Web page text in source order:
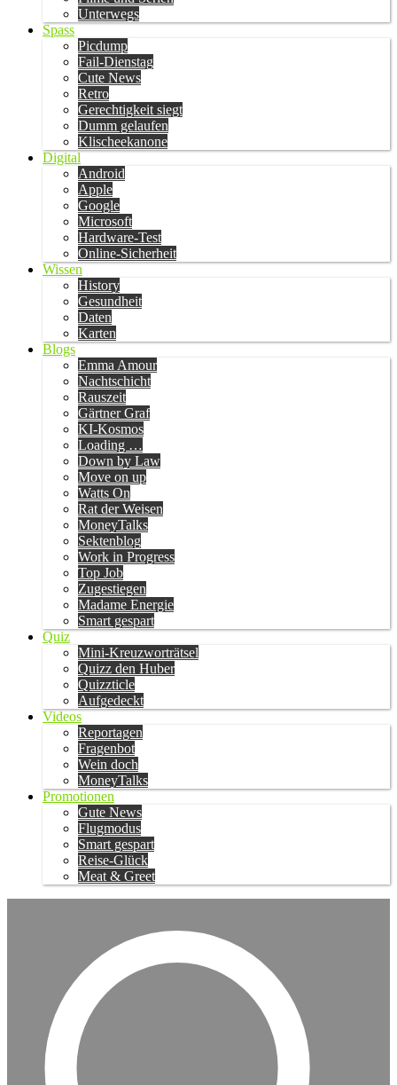
Unterwegs
Spass
Picdump
Fail-Dienstag
Cute News
Retro
Gerechtigkeit siegt
Dumm gelaufen
Klischeekanone
Digital
Android
Apple
Google
Microsoft
Hardware-Test
Online-Sicherheit
Wissen
History
Gesundheit
Daten
Karten
Blogs
Emma Amour
Nachtschicht
Rauszeit
Gärtner Graf
KI-Kosmos
Loading …
Down by Law
Move on up
Watts On
Rat der Weisen
MoneyTalks
Sektenblog
Work in Progress
Top Job
Zugestiegen
Madame Energie
Smart gespart
Quiz
Mini-Kreuzworträtsel
Quizz den Huber
Quizzticle
Aufgedeckt
Videos
Reportagen
Fragenbot
Wein doch
MoneyTalks
Promotionen
Gute News
Flugmodus
Smart gespart
Reise-Glück
Meat & Greet